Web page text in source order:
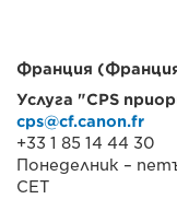
Франция
Услуга "CPS
cps@cf.canon.fr
+33 1 85 14 44 30
Понеделник –
CET